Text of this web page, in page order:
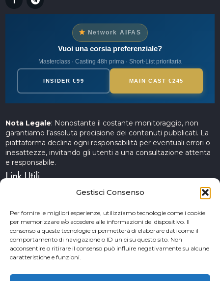
Gestisci Consenso
Per fornire le migliori esperienze, utilizziamo tecnologie come i cookie
per memorizzare e/o accedere alle informazioni del dispositivo. Il
consenso a queste tecnologie ci permetterà di elaborare dati come il
comportamento di navigazione o ID unici su questo sito. Non
acconsentire o ritirare il consenso può influire negativamente su alcune
caratteristiche e funzioni.
Network AIFAS
Vuoi una corsia preferenziale?
Masterclass · Casting 48h prima · Short-List prioritaria
INSIDER €99 MAIN CAST €245
Nota Legale: Nonostante il costante monitoraggio, non
garantiamo l’assoluta precisione dei contenuti pubblicati. La
piattaforma declina ogni responsabilità per eventuali errori o
inesattezze, invitando gli utenti a una consultazione attenta
e responsabile.
Link Utili
Servizi Cinematografici
CercAttori
Accademia Arte e Spettacolo